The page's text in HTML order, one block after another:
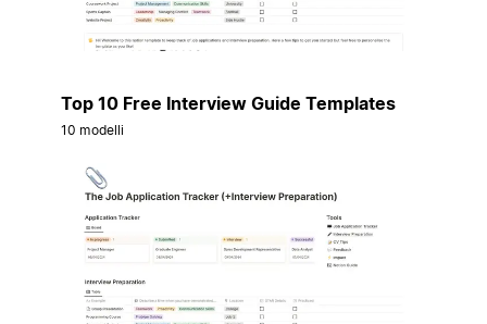
Top 10 Free Interview Guide Templates
10 modelli